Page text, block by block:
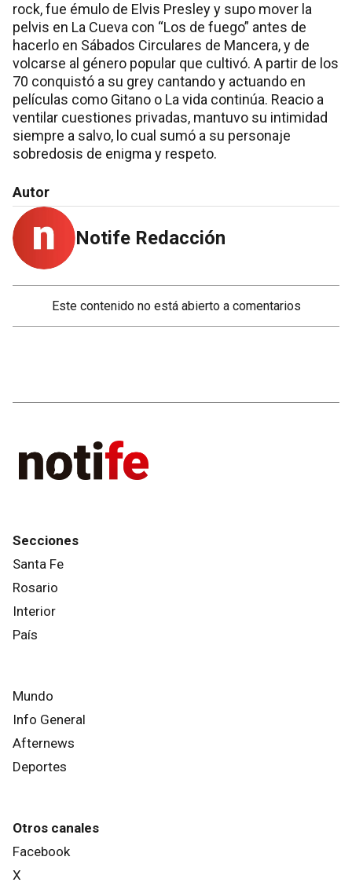
rock, fue émulo de Elvis Presley y supo mover la
pelvis en La Cueva con “Los de fuego” antes de
hacerlo en Sábados Circulares de Mancera, y de
volcarse al género popular que cultivó. A partir de los
70 conquistó a su grey cantando y actuando en
películas como Gitano o La vida continúa. Reacio a
ventilar cuestiones privadas, mantuvo su intimidad
siempre a salvo, lo cual sumó a su personaje
sobredosis de enigma y respeto.
Autor
Notife Redacción
Este contenido no está abierto a comentarios
Secciones
Santa Fe
Rosario
Interior
País
Mundo
Info General
Afternews
Deportes
Otros canales
Facebook
X